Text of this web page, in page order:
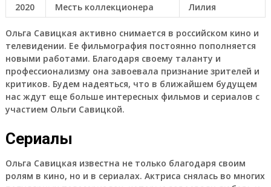
2020
Месть коллекционера Лилия
Ольга Савицкая активно снимается в российском кино и
телевидении. Ее фильмография постоянно пополняется
новыми работами. Благодаря своему таланту и
профессионализму она завоевала признание зрителей и
критиков. Будем надеяться, что в ближайшем будущем
нас ждут еще больше интересных фильмов и сериалов с
участием Ольги Савицкой.
Сериалы
Ольга Савицкая известна не только благодаря своим
ролям в кино, но и в сериалах. Актриса снялась во многих